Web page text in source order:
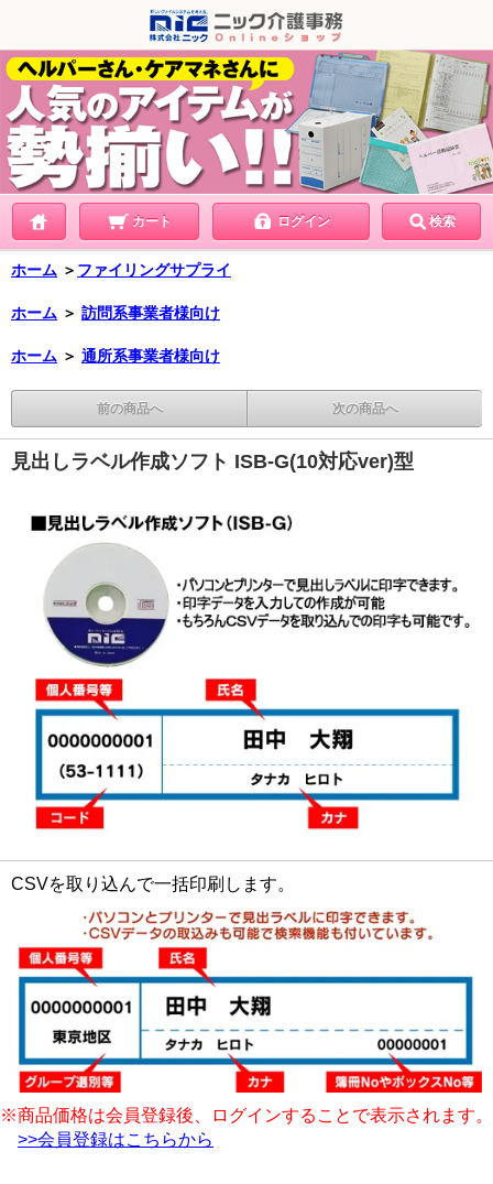
カート ログイン 検索
ホーム ＞ ファイリングサプライ
ホーム ＞ 訪問系事業者様向け
ホーム ＞ 通所系事業者様向け
前の商品へ 次の商品へ
見出しラベル作成ソフト ISB-G(10対応ver)型
CSVを取り込んで一括印刷します。
※商品価格は会員登録後、ログインすることで表示されます。
>>会員登録はこちらから